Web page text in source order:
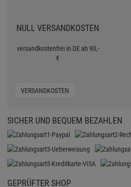
NULL VERSANDKOSTEN
versandkostenfrei in DE ab 90,-
€
VERSANDKOSTEN
SICHER UND BEQUEM BEZAHLEN
GEPRÜFTER SHOP